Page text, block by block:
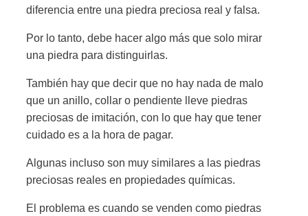
diferencia entre una piedra preciosa real y falsa.
Por lo tanto, debe hacer algo más que solo mirar
una piedra para distinguirlas.
También hay que decir que no hay nada de malo
que un anillo, collar o pendiente lleve piedras
preciosas de imitación, con lo que hay que tener
cuidado es a la hora de pagar.
Algunas incluso son muy similares a las piedras
preciosas reales en propiedades químicas.
El problema es cuando se venden como piedras